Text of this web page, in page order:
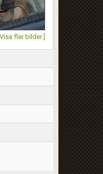
[ Visa fler bilder ]